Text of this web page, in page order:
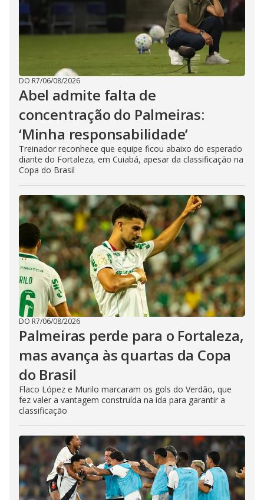
DO R7/06/08/2026
Abel admite falta de
concentração do Palmeiras:
‘Minha responsabilidade’
Treinador reconhece que equipe ficou abaixo do esperado
diante do Fortaleza, em Cuiabá, apesar da classificação na
Copa do Brasil
DO R7/06/08/2026
Palmeiras perde para o Fortaleza,
mas avança às quartas da Copa
do Brasil
Flaco López e Murilo marcaram os gols do Verdão, que
fez valer a vantagem construída na ida para garantir a
classificação